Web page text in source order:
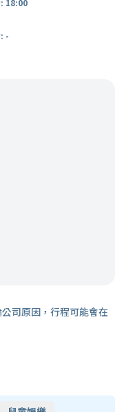
: -
司原因，行程可能會在